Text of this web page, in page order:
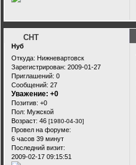
CHT
Нуб
Откуда: Нижневартовск
Зарегистрирован: 2009-01-27
Приглашений: 0
Сообщений: 27
Уважение: +0
Позитив: +0
Пол: Мужской
Возраст: 46 [1980-04-30]
Провел на форуме:
6 часов 39 минут
Последний визит:
2009-02-17 09:15:51